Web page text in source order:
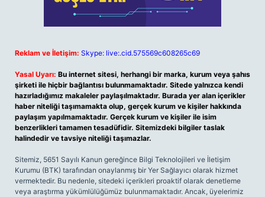
Reklam ve İletişim: Skype: live:.cid.575569c608265c69
Yasal Uyarı: Bu internet sitesi, herhangi bir marka, kurum veya şahıs
şirketi ile hiçbir bağlantısı bulunmamaktadır. Sitede yalnızca kendi
hazırladığımız makaleler paylaşılmaktadır. Burada yer alan içerikler
haber niteliği taşımamakta olup, gerçek kurum ve kişiler hakkında
paylaşım yapılmamaktadır. Gerçek kurum ve kişiler ile isim
benzerlikleri tamamen tesadüfidir. Sitemizdeki bilgiler taslak
halindedir ve tavsiye niteliği taşımazlar.
Sitemiz, 5651 Sayılı Kanun gereğince Bilgi Teknolojileri ve İletişim
Kurumu (BTK) tarafından onaylanmış bir Yer Sağlayıcı olarak hizmet
vermektedir. Bu nedenle, sitedeki içerikleri proaktif olarak denetleme
veya araştırma yükümlülüğümüz bulunmamaktadır. Ancak, üyelerimiz